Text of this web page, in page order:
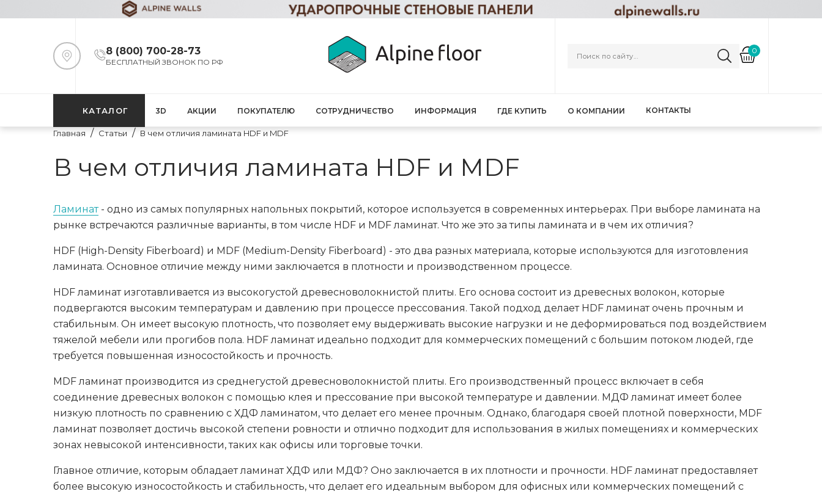
8 (800) 700-28-73
БЕСПЛАТНЫЙ ЗВОНОК ПО РФ
0
КАТАЛОГ 3D АКЦИИ ПОКУПАТЕЛЮ СОТРУДНИЧЕСТВО ИНФОРМАЦИЯ ГДЕ КУПИТЬ О КОМПАНИИ КОНТАКТЫ
Главная Статьи В чем отличия ламината HDF и MDF
В чем отличия ламината HDF и MDF
Ламинат- одно из самых популярных напольных покрытий, которое используется в современных интерьерах. При выборе ламината на
рынке встречаются различные варианты, в том числе HDF и MDF ламинат. Что же это за типы ламината и в чем их отличия?
HDF (High-Density Fiberboard) и MDF (Medium-Density Fiberboard) - это два разных материала, которые используются для изготовления
ламината. Основное отличие между ними заключается в плотности и производственном процессе.
HDF ламинат изготавливается из высокогустой древесноволокнистой плиты. Его основа состоит из древесных волокон, которые
подвергаются высоким температурам и давлению при процессе прессования. Такой подход делает HDF ламинат очень прочным и
стабильным. Он имеет высокую плотность, что позволяет ему выдерживать высокие нагрузки и не деформироваться под воздействием
тяжелой мебели или прогибов пола. HDF ламинат идеально подходит для коммерческих помещений с большим потоком людей, где
требуется повышенная износостойкость и прочность.
MDF ламинат производится из среднегустой древесноволокнистой плиты. Его производственный процесс включает в себя
соединение древесных волокон с помощью клея и прессование при высокой температуре и давлении. МДФ ламинат имеет более
низкую плотность по сравнению с ХДФ ламинатом, что делает его менее прочным. Однако, благодаря своей плотной поверхности, MDF
ламинат позволяет достичь высокой степени ровности и отлично подходит для использования в жилых помещениях и коммерческих
зонах невысокой интенсивности, таких как офисы или торговые точки.
Главное отличие, которым обладает ламинат ХДФ или МДФ? Оно заключается в их плотности и прочности. HDF ламинат предоставляет
более высокую износостойкость и стабильность, что делает его идеальным выбором для офисных или коммерческих помещений с